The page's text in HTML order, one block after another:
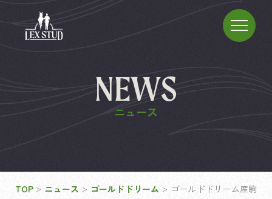
NEWS
ニュース
TOP > ニュース > ゴールドドリーム > ゴールドドリーム産駒